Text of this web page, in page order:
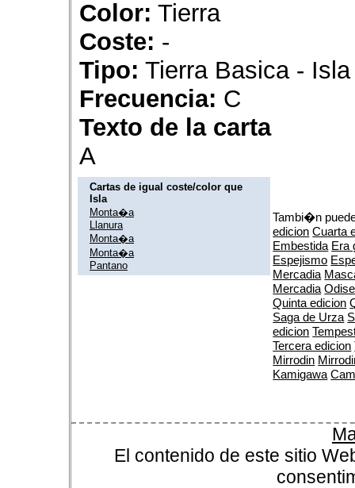
Color: Tierra
Coste: -
Tipo: Tierra Basica - Isla
Frecuencia: C
Texto de la carta
A
Cartas de igual coste/color que
Isla
Monta�a
Llanura
Monta�a
Monta�a
Pantano
Tambi�n
edicion Cuarta
Embestida Era
Espejismo
Mercadia
Mercadia
Quinta edicion
Saga de Urza
edicion
Tercera edicion
Mirrodin
Kamigawa
El contenido de este sitio